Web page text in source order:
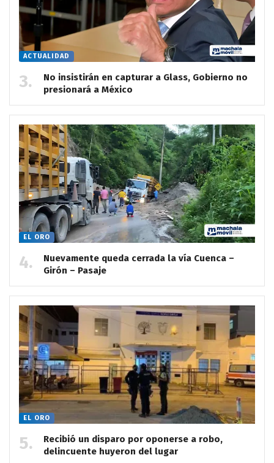
ACTUALIDAD
No insistirán en capturar a Glass, Gobierno no
presionará a México
EL ORO
Nuevamente queda cerrada la vía Cuenca –
Girón – Pasaje
EL ORO
Recibió un disparo por oponerse a robo,
delincuente huyeron del lugar